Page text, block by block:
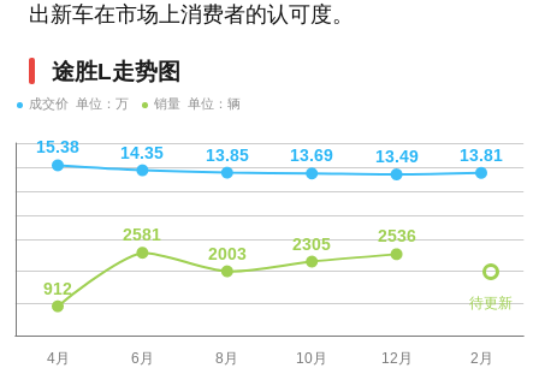
出新车在市场上消费者的认可度。
途胜L走势图
成交价 单位：万 销量 单位：辆
待更新